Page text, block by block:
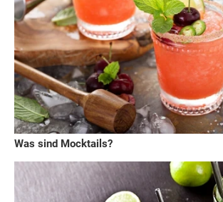
Was sind Mocktails?